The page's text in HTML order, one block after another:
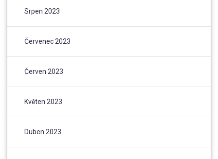
Srpen 2023
Červenec 2023
Červen 2023
Květen 2023
Duben 2023